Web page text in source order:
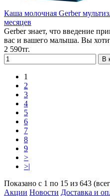
Каша молочная Gerber
месяцев
Gerber знает, что введение
вас и вашего малыша. Вы
2 590тг.
1
2
3
4
5
6
7
8
9
>
>|
Показано с 1 по 15 из 643
Акции Новости Доставка и